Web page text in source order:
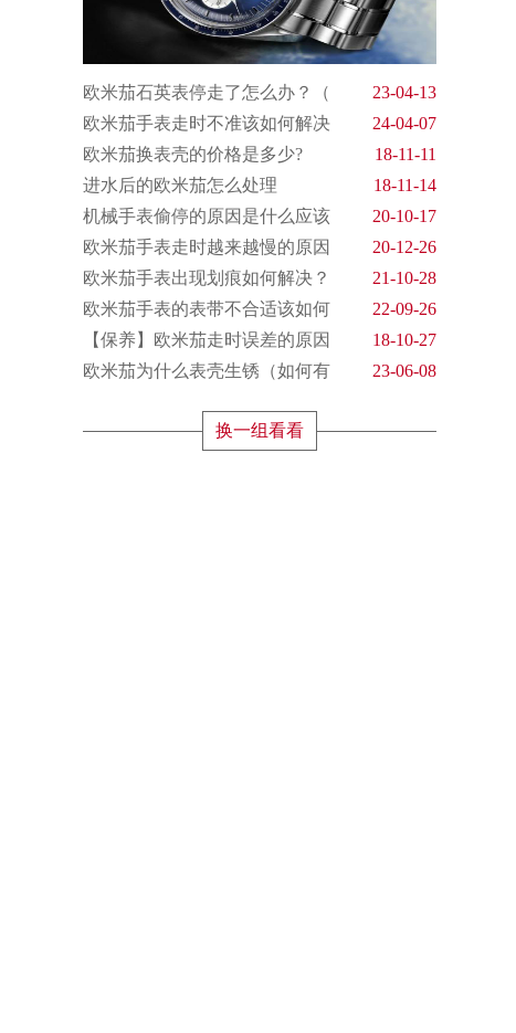
欧米茄石英表停走了怎么办？（
23-04-13
欧米茄手表走时不准该如何解决
24-04-07
欧米茄换表壳的价格是多少?
18-11-11
进水后的欧米茄怎么处理
18-11-14
机械手表偷停的原因是什么应该
20-10-17
欧米茄手表走时越来越慢的原因
20-12-26
欧米茄手表出现划痕如何解决？
21-10-28
欧米茄手表的表带不合适该如何
22-09-26
【保养】欧米茄走时误差的原因
18-10-27
欧米茄为什么表壳生锈（如何有
23-06-08
换一组看看